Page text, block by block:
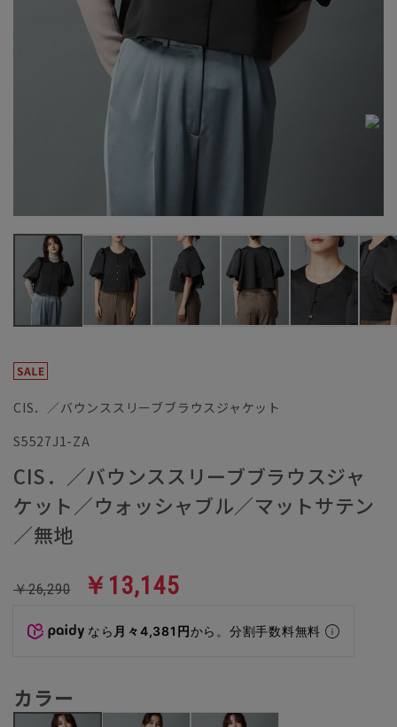
CIS．／バウンススリーブブラウスジャケット
S5527J1-ZA
CIS．／バウンススリーブブラウスジャ
ケット／ウォッシャブル／マットサテン
／無地
￥26,290 ￥13,145
なら 月々4,381円から。分割手数料無料
カラー